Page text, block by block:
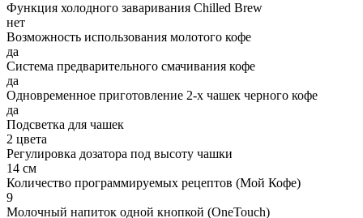
Функция холодного заваривания Chilled Brew
нет
Возможность использования молотого кофе
да
Система предварительного смачивания кофе
да
Одновременное приготовление 2-х чашек черного кофе
да
Подсветка для чашек
2 цвета
Регулировка дозатора под высоту чашки
14 см
Количество программируемых рецептов (Мой Кофе)
9
Молочный напиток одной кнопкой (OneTouch)